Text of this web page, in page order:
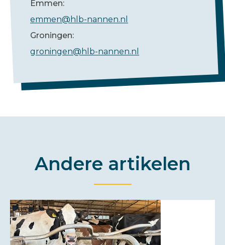
Emmen:
emmen@hlb-nannen.nl
Groningen:
groningen@hlb-nannen.nl
Andere artikelen